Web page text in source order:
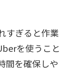
すぎると作業
を使うこと
間を確保しや